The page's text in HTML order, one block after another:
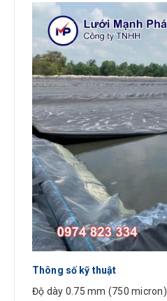
Thông số kỹ thuật
Độ dày 0.75 mm (750 micron)